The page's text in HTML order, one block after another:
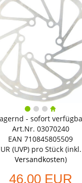
- sofort
Art.Nr. 03070240
EAN 710845805509
(UVP) pro Stück
Versandkosten)
46,00 EUR